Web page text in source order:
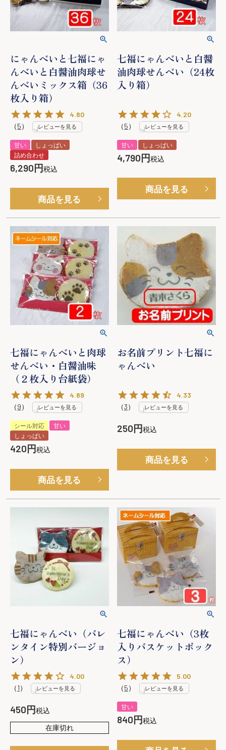
にゃんべいと七福にゃ
んべいと白醤油肉球せ
んべいミックス箱（36
枚入り箱）
4.80
（5） レビューを見る
甘い
しょっぱい
詰め合わせ
6,290 税込
商品を見る
七福にゃんべいと白醤
油肉球せんべい（24枚
入り箱）
4.20
（5） レビューを見る
甘い しょっぱい
4,790 税込
商品を見る
七福にゃんべいと肉球
せんべい・白醤油味
（２枚入り台紙袋）
4.89
（9） レビューを見る
シール対応
甘い
しょっぱい
420 税込
商品を見る
お名前プリント七福に
ゃんべい
4.33
（3） レビューを見る
250 税込
商品を見る
七福にゃんべい（バレ
ンタイン特別バージョ
ン）
4.00
（1） レビューを見る
450
税込
在庫切れ
七福にゃんべい（3枚
入りバスケットボック
ス）
5.00
（5） レビューを見る
甘い
840 税込